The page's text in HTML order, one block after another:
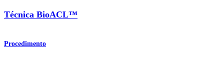
Técnica BioACL™
Procedimento